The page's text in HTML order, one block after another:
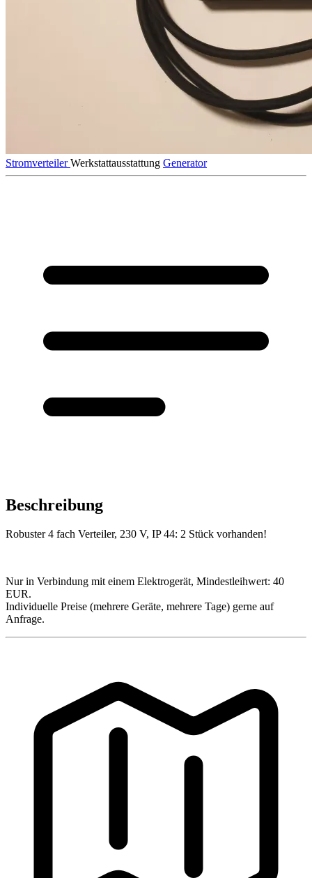
StromverteilerWerkstattausstattung Generator
Beschreibung
Robuster 4 fach Verteiler, 230 V, IP 44: 2 Stück vorhanden!
Nur in Verbindung mit einem Elektrogerät, Mindestleihwert: 40
EUR.
Individuelle Preise (mehrere Geräte, mehrere Tage) gerne auf
Anfrage.